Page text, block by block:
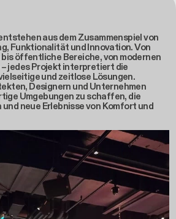
aus dem Zusammenspiel von
Funktionalität und Innovation. Von
öffentliche Bereiche, von modernen
jedes Projekt interpretiert die
und zeitlose Lösungen.
Designern und Unternehmen
Umgebungen zu schaffen, die
neue Erlebnisse von Komfort und